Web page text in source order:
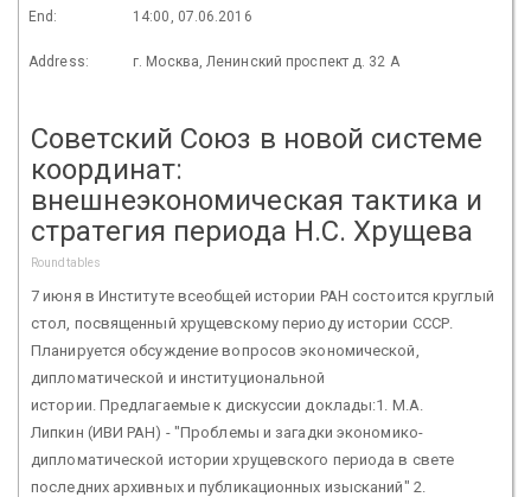
End: 14:00, 07.06.2016
Address: г. Москва, Ленинский проспект д. 32 А
Советский Союз в новой системе
координат:
внешнеэкономическая тактика и
стратегия периода Н.С. Хрущева
Roundtables
7 июня в Институте всеобщей истории РАН состоится круглый
стол, посвященный хрущевскому периоду истории СССР.
Планируется обсуждение вопросов экономической,
дипломатической и институциональной
истории. Предлагаемые к дискуссии доклады:1. М.А.
Липкин (ИВИ РАН) - "Проблемы и загадки экономико-
дипломатической истории хрущевского периода в свете
последних архивных и публикационных изысканий" 2.